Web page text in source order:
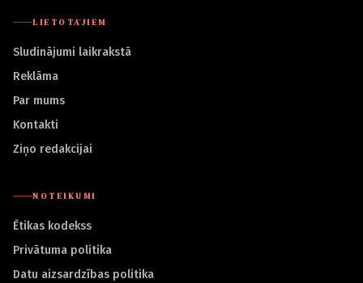
LIETOTĀJIEM
Sludinājumi laikrakstā
Reklāma
Par mums
Kontakti
Ziņo redakcijai
NOTEIKUMI
Ētikas kodekss
Privātuma politika
Datu aizsardzības politika